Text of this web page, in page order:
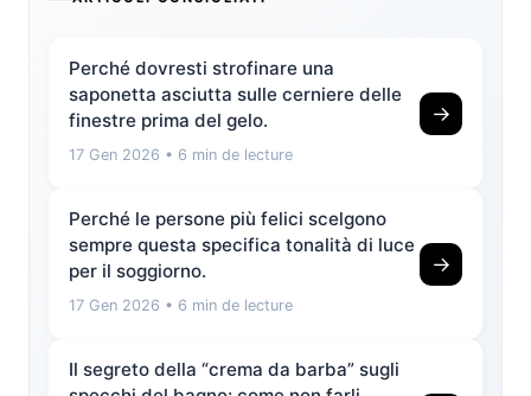
Perché dovresti strofinare una
saponetta asciutta sulle cerniere delle
finestre prima del gelo.
17 Gen 2026 • 6 min de lecture
→
Perché le persone più felici scelgono
sempre questa specifica tonalità di luce
per il soggiorno.
17 Gen 2026 • 6 min de lecture
→
Il segreto della “crema da barba” sugli